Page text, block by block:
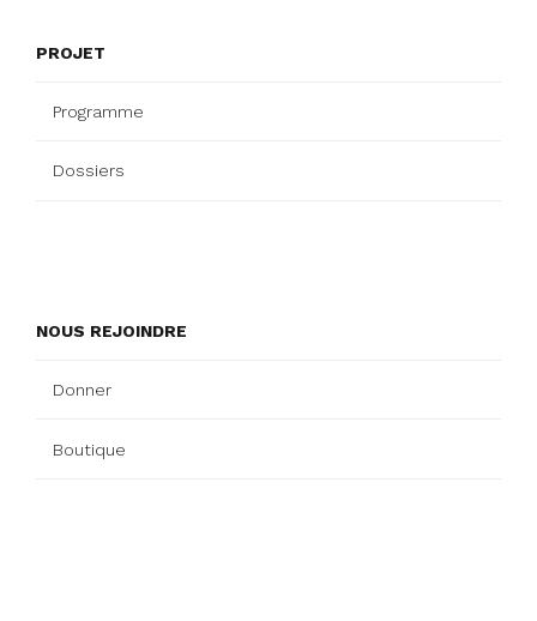
PROJET
Programme
Dossiers
NOUS REJOINDRE
Donner
Boutique